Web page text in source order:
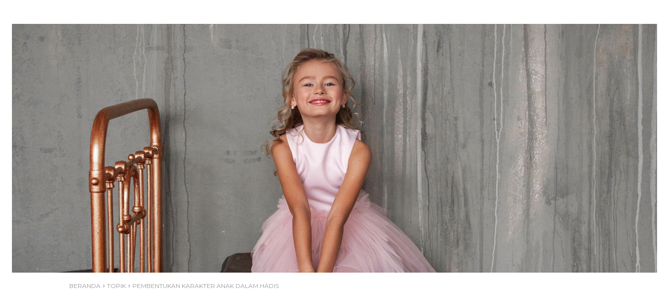
BERANDA TOPIK PEMBENTUKAN KARAKTER ANAK DALAM HADIS